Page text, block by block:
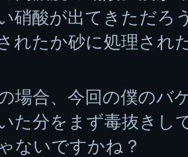
硝酸が出てきただろ
れたか砂に処理され
場合、今回の僕のバ
た分をまず毒抜きし
ないですかね？